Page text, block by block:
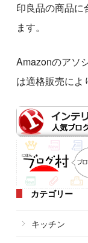
印良品の商品に
ます。
Amazonのアソ
は適格販売によ
カテゴリー
キッチン